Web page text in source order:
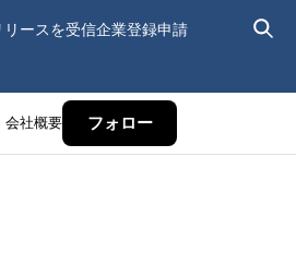
リースを受信企業登録申請
会社概要 フォロー